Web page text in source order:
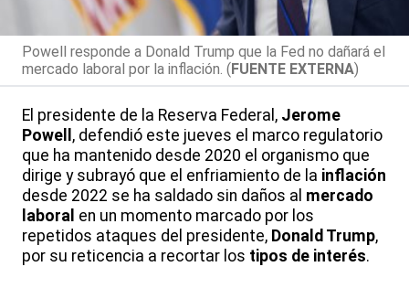
Powell responde a Donald Trump que la Fed no dañará el
mercado laboral por la inflación. (FUENTE EXTERNA)
El presidente de la Reserva Federal, Jerome
Powell , defendió este jueves el marco regulatorio
que ha mantenido desde 2020 el organismo que
dirige y subrayó que el enfriamiento de la inflación
desde 2022 se ha saldado sin daños al mercado
laboral en un momento marcado por los
repetidos ataques del presidente, Donald Trump,
por su reticencia a recortar los tipos de interés.